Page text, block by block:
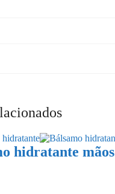
hidratante mãos